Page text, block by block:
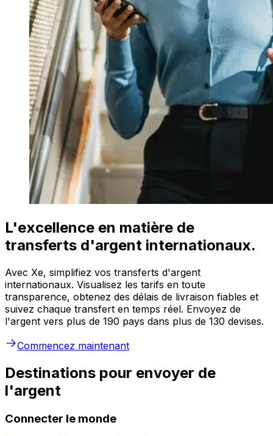
L'excellence en matière de
transferts d'argent internationaux.
Avec Xe, simplifiez vos transferts d'argent
internationaux. Visualisez les tarifs en toute
transparence, obtenez des délais de livraison fiables et
suivez chaque transfert en temps réel. Envoyez de
l'argent vers plus de 190 pays dans plus de 130 devises.
Commencez maintenant
Destinations pour envoyer de
l'argent
Connecter le monde